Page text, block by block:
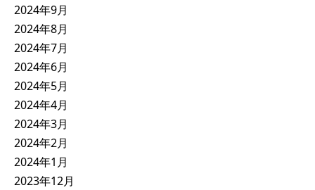
2024年9月
2024年8月
2024年7月
2024年6月
2024年5月
2024年4月
2024年3月
2024年2月
2024年1月
2023年12月